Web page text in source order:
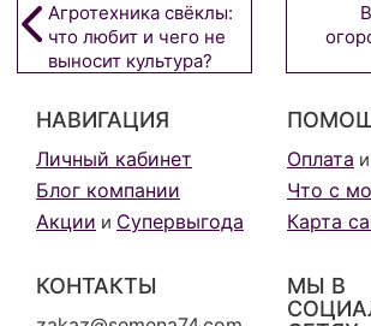
Агротехника свёклы:
что любит и чего не
выносит культура?
НАВИГАЦИЯ
Личный кабинет
Блог компании
Акции и Супервыгода
Оплата и
Что с
Карта
КОНТАКТЫ
МЫ В